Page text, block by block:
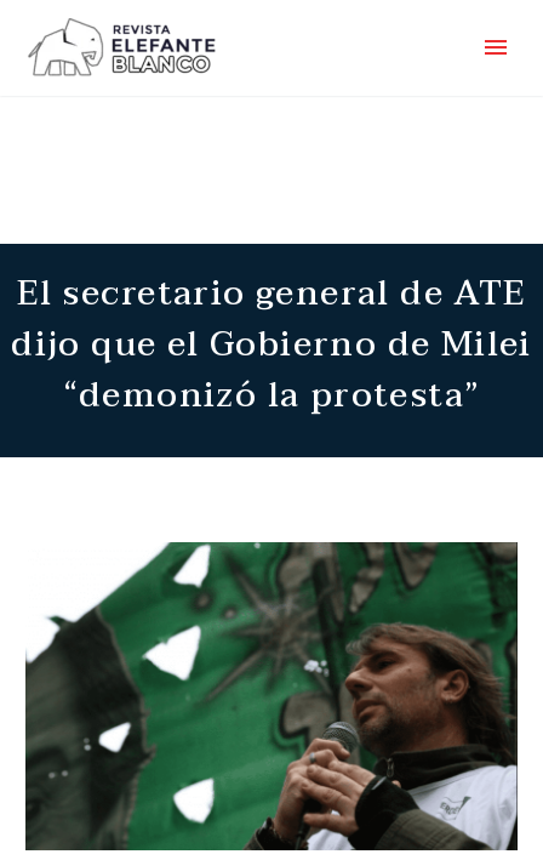
El secretario general de ATE
dijo que el Gobierno de Milei
“demonizó la protesta”